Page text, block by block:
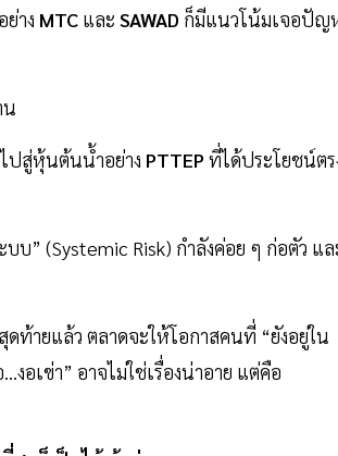
าง MTC และ SAWAD ก็มีแนวโน้มเจอปัญ
น
ปสู่หุ้นต้นน้ำอย่าง PTTEP ที่ได้ประโยชน์ตร
บ” (Systemic Risk) กำลังค่อย ๆ ก่อตัว แ
ดท้ายแล้ว ตลาดจะให้โอกาสคนที่ “ยังอยู่ใน
อเข่า” อาจไม่ใช่เรื่องน่าอาย แต่คือ